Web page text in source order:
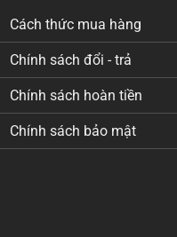
Cách thức mua hàng
Chính sách đổi - trả
Chính sách hoàn tiền
Chính sách bảo mật